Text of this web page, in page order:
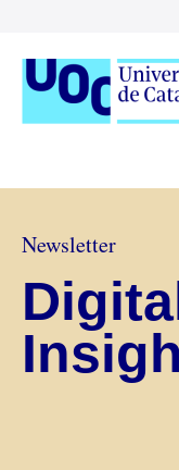
Newsletter